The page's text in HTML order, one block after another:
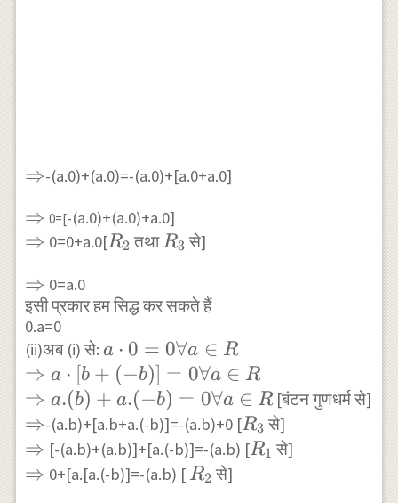
\Rightarrow
⇒-(a.0)+(a.0)=-(a.0)+[a.0+a.0]
\Rightarrow
⇒ 0=[-(a.0)+(a.0)+a.0]
\Rightarrow
⇒ 0=0+a.0[R_{2}
R2 तथाR_{3}
R3 से]
\Rightarrow
⇒ 0=a.0
इसी प्रकार हम सिद्ध कर सकते हैं
0.a=0
(ii)अब (i) से: a
\cdot
0=0
\forall
a \in
R
a ⋅ 0 = 0∀a ∈ R
\Rightarrow
a \cdot[b+(-
b)]=0 \forall
a \in R \\
\Rightarrow
⇒ a ⋅ [b + (−b)] = 0∀a ∈ R
⇒ a.(b) + a.(−b) = 0∀a ∈ R[बंटन गुणधर्म से]
\Rightarrow
⇒-(a.b)+[a.b+a.(-b)]=-(a.b)+0 [R_{3}
R3 से]
\Rightarrow
⇒ [-(a.b)+(a.b)]+[a.(-b)]=-(a.b) [R_{1}
R1 से]
\Rightarrow
⇒ 0+[a.[a.(-b)]=-(a.b) [ R_{2}
R2 से]